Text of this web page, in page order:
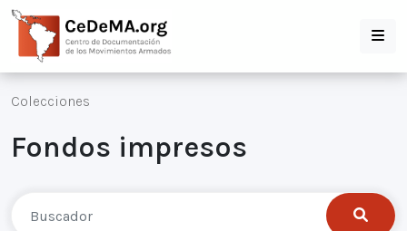
Colecciones
Fondos impresos